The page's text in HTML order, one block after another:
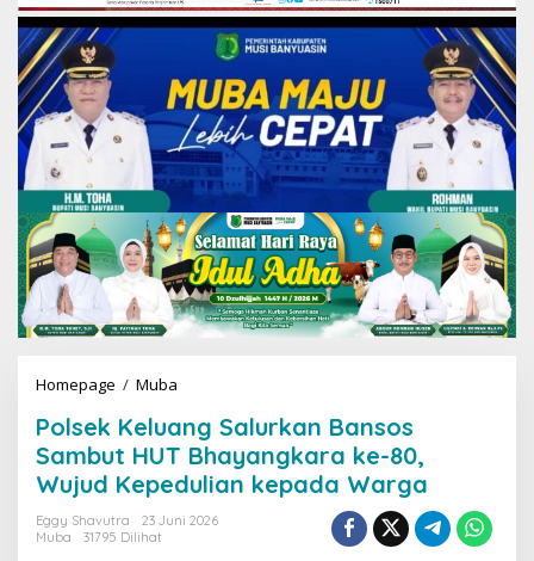
Homepage / Muba
l
s
k
K
Polsek Keluang Salurkan Bansos
Sambut HUT Bhayangkara ke-80,
Wujud Kepedulian kepada Warga
Eggy Shavutra
23 Juni 2026
Muba
31795 Dilihat